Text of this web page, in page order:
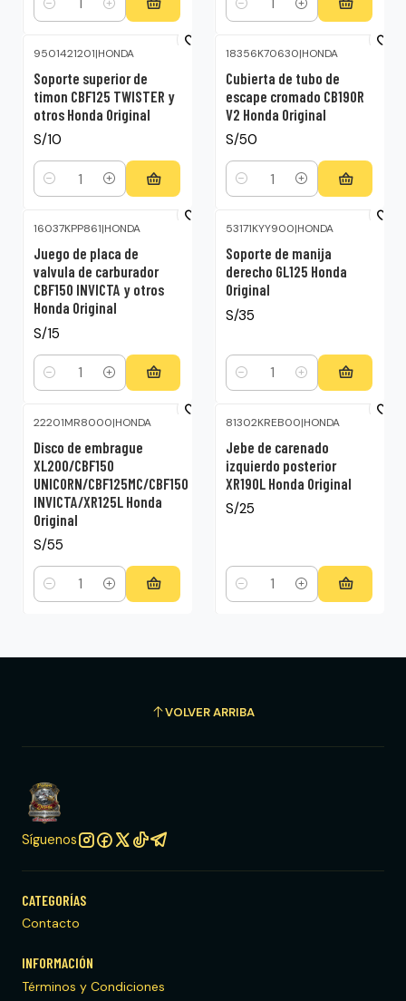
Cantidad Cantidad
9501421201|HONDA
Soporte superior de
timon CBF125 TWISTER y
otros Honda Original
S/10
Cantidad
18356K70630|HONDA
Cubierta de tubo de
escape cromado CB190R
V2 Honda Original
S/50
Cantidad
16037KPP861|HONDA
Juego de placa de
valvula de carburador
CBF150 INVICTA y otros
Honda Original
S/15
Cantidad
53171KYY900|HONDA
Soporte de manija
derecho GL125 Honda
Original
S/35
Cantidad
22201MR8000|HONDA
Disco de embrague
XL200/CBF150
UNICORN/CBF125MC/CBF150
INVICTA/XR125L Honda
Original
S/55
Cantidad
81302KREB00|HONDA
Jebe de carenado
izquierdo posterior
XR190L Honda Original
S/25
Cantidad
VOLVER ARRIBA
Síguenos
CATEGORÍAS
Contacto
INFORMACIÓN
Términos y Condiciones